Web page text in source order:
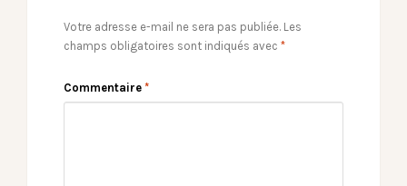
Votre adresse e-mail ne sera pas publiée. Les
champs obligatoires sont indiqués avec *
Commentaire *